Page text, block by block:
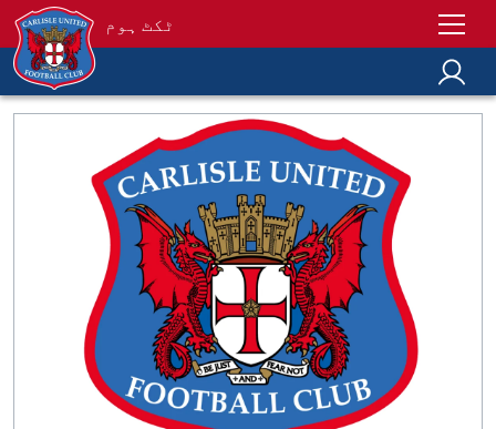
ٹکٹ ہوم